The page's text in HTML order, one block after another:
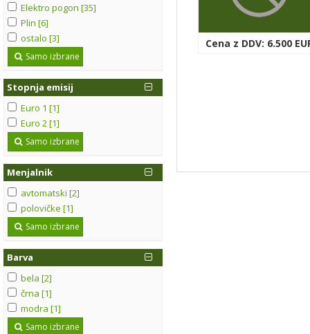
Elektro pogon [35]
Plin [6]
ostalo [3]
Samo izbrane
Stopnja emisij
Euro 1 [1]
Euro 2 [1]
Samo izbrane
Menjalnik
avtomatski [2]
polovičke [1]
Samo izbrane
Barva
bela [2]
črna [1]
modra [1]
Samo izbrane
Cena z DDV: 6.500